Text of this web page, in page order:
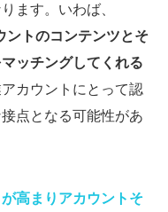
ます。いわば、
ントのコンテンツとそ
ッチングしてくれる
カウントにとって認
点となる可能性があ
高まりアカウントそ